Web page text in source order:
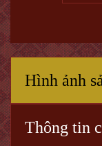
Hình ảnh
Thông tin